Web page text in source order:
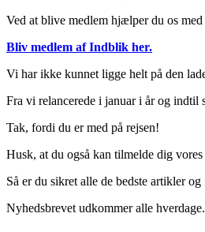
Ved at blive medlem hjælper du os
Bliv medlem af Indblik her.
Vi har ikke kunnet ligge helt på den
Fra vi relancerede i januar i år og
Tak, fordi du er med på rejsen!
Husk, at du også kan tilmelde dig
Så er du sikret alle de bedste artikler
Nyhedsbrevet udkommer alle hverdage.